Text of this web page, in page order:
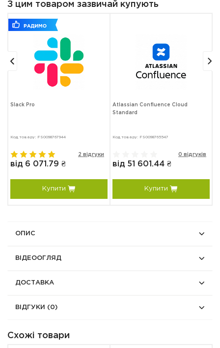
З цим товаром зазвичай купують
Slack Pro
Код товару: FS0098767944
2 відгуки
від 6 071.79 ₴
Купити
Atlassian Confluence Cloud
Standard
Код товару: FS0098765547
0 відгуків
від 51 601.44 ₴
Купити
ОПИС
ВІДЕООГЛЯД
ДОСТАВКА
ВІДГУКИ (0)
Схожі товари